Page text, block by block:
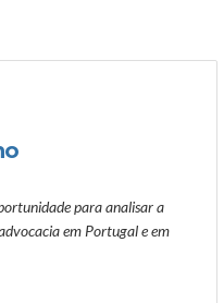
para analisar a
em Portugal e em